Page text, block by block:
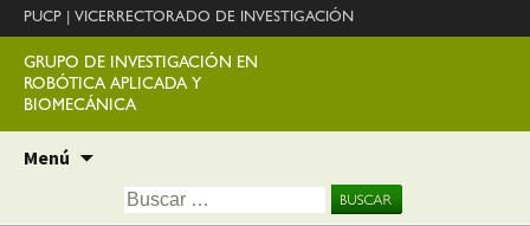
PUCP VICERRECTORADO DE INVESTIGACIÓN
GRUPO DE INVESTIGACIÓN EN
ROBÓTICA APLICADA Y
BIOMECÁNICA
Menú
contenido
Buscar: